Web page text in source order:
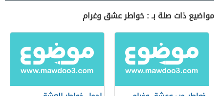
مواضيع ذات صلة بـ : خواطر عشق وغرام